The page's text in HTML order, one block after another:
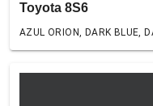
Toyota 8S6
AZUL ORION, DARK BLUE,